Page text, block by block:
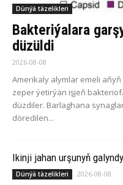
Dünýä täzelikleri
Bakteriýalara
düzüldi
2026-08-08
Amerikaly alymlar emeli
zeper ýetirýän işjeň
düzdiler. Barlaghana
döredilen...
Ikinji jahan urşunyň
Dünýä täzelikleri 2026-08-08